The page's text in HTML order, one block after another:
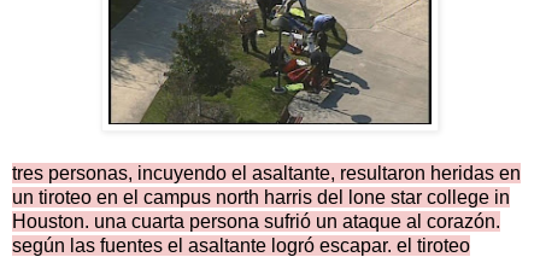
tres personas, incuyendo el asaltante, resultaron heridas en
un tiroteo en el campus north harris del lone star college in
Houston. una cuarta persona sufrió un ataque al corazón.
según las fuentes el asaltante logró escapar. el tiroteo